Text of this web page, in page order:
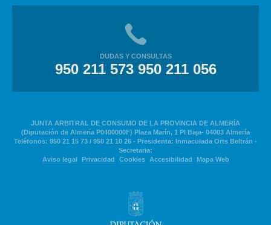
DUDAS Y CONSULTAS
950 211 573 950 211 056
JUNTA ARBITRAL DE CONSUMO DE LA PROVINCIA DE ALMERÍA
(Diputación de Almería P0400000F) Plaza Marín, 1 Pl Baja- 04003 Almería
Teléfonos: 950 21 15 73 / 950 21 10 26 - Presidenta: Inmaculada Orts Beltrán -
Secretaria:
Aviso legal
Privacidad Cookies Accesibilidad Mapa Web